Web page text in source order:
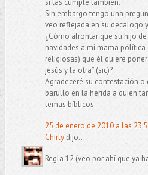
si las cumple también.
Sin embargo tengo una
veo reflejada en su decálogo
¿Cómo afrontar que su hijo
navidades a mi mama
religiosas) que él quiere
jesús y la otra” (sic)?
Agradeceré su contestación
barullo en la herida a quien
temas bíblicos.
25 de enero de 2010 a las
Chirlydijo...
Regla 12 (veo por ahí que ya